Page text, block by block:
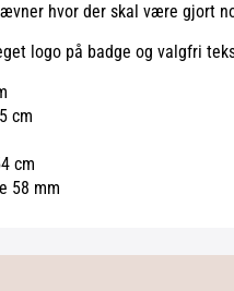
hvor der skal være gjort
logo på badge og valgfri
cm
cm
58 mm